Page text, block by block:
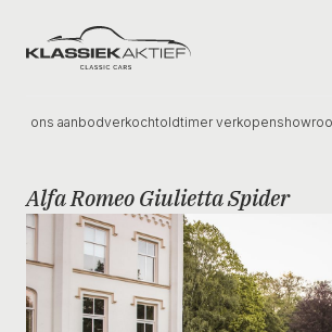
Klassiek Aktief
ons aanbodverkochtoldtimer verkopen
Alfa Romeo Giulietta Spider